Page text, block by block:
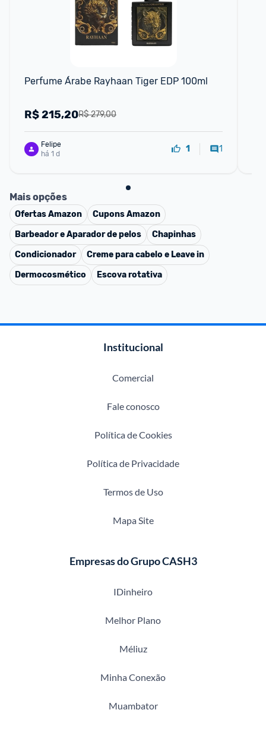
Perfume Árabe Rayhaan Tiger EDP 100ml
R$ 279,00
R$215,20
Felipe
há 1 d
1 1
Mais opções
OfertasAmazon CuponsAmazon
Barbeador e Aparador de pelos
Chapinhas
Condicionador
Creme para cabelo e Leave in
Dermocosmético
Escova rotativa
Institucional
Comercial
Fale conosco
Política de Cookies
Política de Privacidade
Termos de Uso
Mapa Site
Empresas do Grupo CASH3
IDinheiro
Melhor Plano
Méliuz
Minha Conexão
Muambator